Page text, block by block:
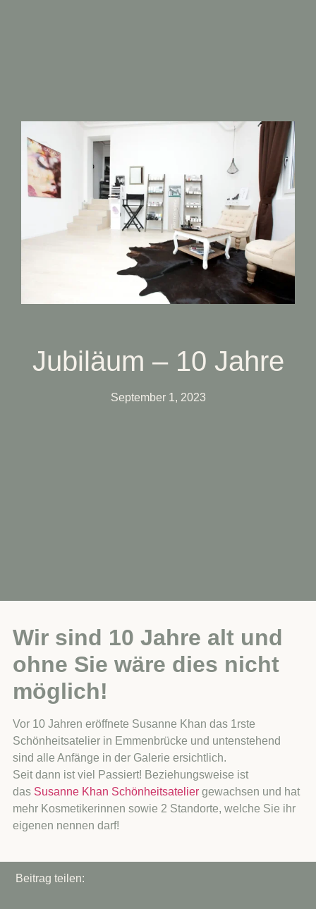
Jubiläum – 10 Jahre
September 1, 2023
Wir sind 10 Jahre alt und
ohne Sie wäre dies nicht
möglich!
Vor 10 Jahren eröffnete Susanne Khan das 1rste
Schönheitsatelier in Emmenbrücke und untenstehend
sind alle Anfänge in der Galerie ersichtlich.
Seit dann ist viel Passiert! Beziehungsweise ist
das Susanne Khan Schönheitsateliergewachsen und hat
mehr Kosmetikerinnen sowie 2 Standorte, welche Sie ihr
eigenen nennen darf!
Beitrag teilen: